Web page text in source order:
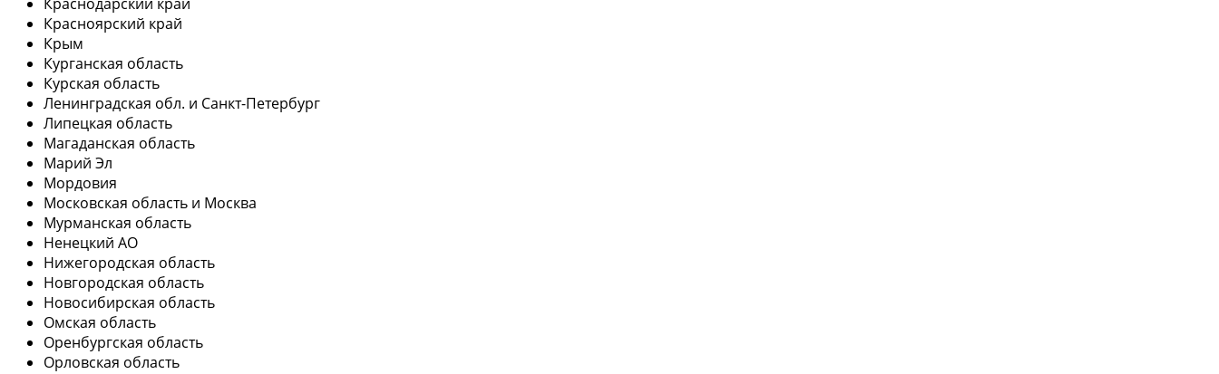
Красноярский край
Крым
Курганская область
Курская область
Ленинградская обл. и Санкт-Петербург
Липецкая область
Магаданская область
Марий Эл
Мордовия
Московская область и Москва
Мурманская область
Ненецкий АО
Нижегородская область
Новгородская область
Новосибирская область
Омская область
Оренбургская область
Орловская область